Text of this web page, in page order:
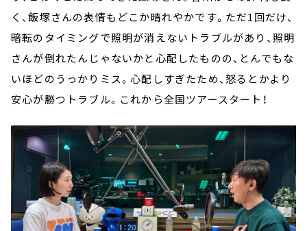
く、飯塚さんの表情もどこか晴れやかです。ただ1回だけ、
暗転のタイミングで照明が消えないトラブルがあり、照明
さんが倒れたんじゃないかと心配したものの、とんでもな
いほどのうっかりミス。心配しすぎたため、怒るとかより
安心が勝つトラブル。これから全国ツアースタート！